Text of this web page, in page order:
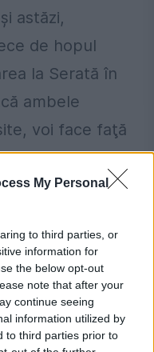
My Personal
to third parties, or
information for
the below opt-out
note that after your
continue seeing
information utilized by
to third parties prior to
astăzi,
de hopul
la Serată în
ambele
voi face faţă
era marea
în
eu apt pentru
de două luni m-
şi altele
motivele să fiu